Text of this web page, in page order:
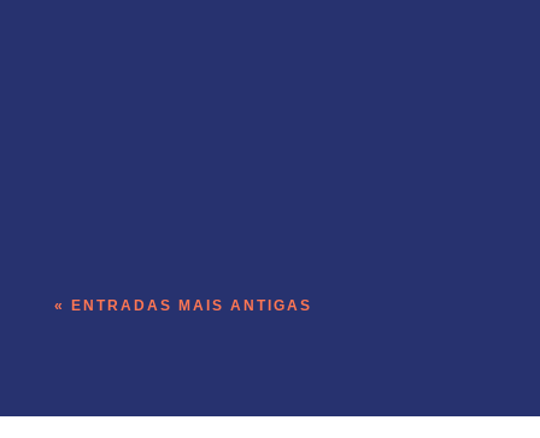
« ENTRADAS MAIS ANTIGAS